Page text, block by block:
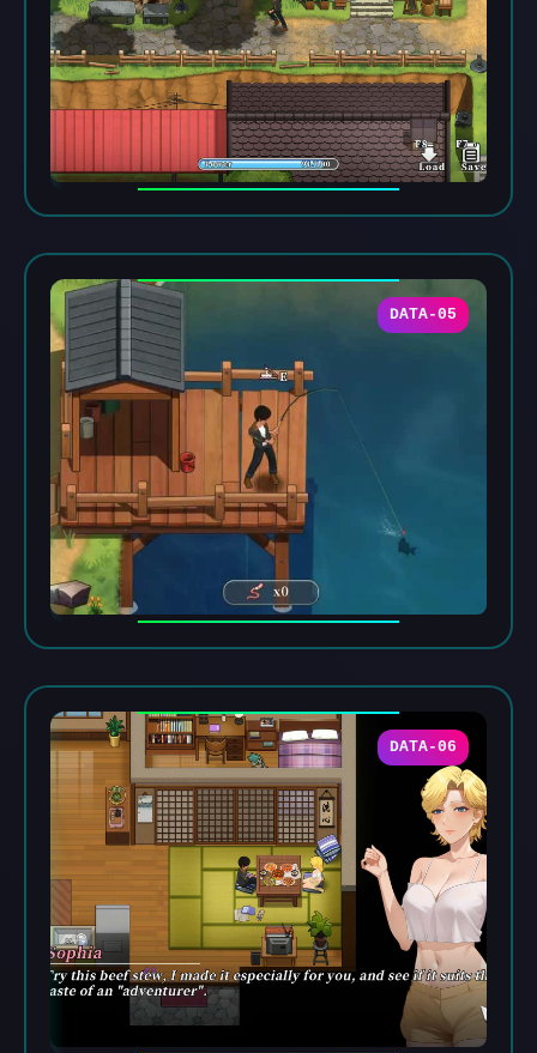
DATA-05
DATA-06